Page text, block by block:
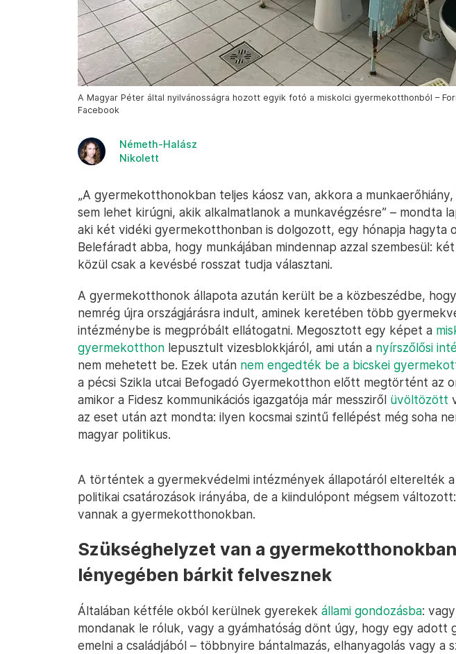
A Magyar Péter által nyilvánosságra hozott egyik fotó a miskolci gyermekotthonból –
Facebook
Németh-Halász
Nikolett
„A gyermekotthonokban teljes káosz van, akkora a
sem lehet kirúgni, akik alkalmatlanok a munkavégzésre” – mondta
aki két vidéki gyermekotthonban is dolgozott, egy hónapja hagyta
Belefáradt abba, hogy munkájában mindennap azzal szembesül:
közül csak a kevésbé rosszat tudja választani.
A gyermekotthonok állapota azután került be a közbeszédbe,
nemrég újra országjárásra indult, aminek keretében több
intézménybe is megpróbált ellátogatni. Megosztott egy képet a
gyermekotthon lepusztult vizesblokkjáról, ami után a nyírszőlősi
nem mehetett be. Ezek után nem engedték be a bicskei
a pécsi Szikla utcai Befogadó Gyermekotthon előtt megtörtént az
amikor a Fidesz kommunikációs igazgatója már messziről üvöltözött
az eset után azt mondta: ilyen kocsmai szintű fellépést még soha
magyar politikus.
A történtek a gyermekvédelmi intézmények állapotáról elterelték
politikai csatározások irányába, de a kiindulópont mégsem
vannak a gyermekotthonokban.
Szükséghelyzet van a
lényegében bárkit felvesznek
Általában kétféle okból kerülnek gyerekek állami gondozásba:
mondanak le róluk, vagy a gyámhatóság dönt úgy, hogy egy adott
emelni a családjából – többnyire bántalmazás, elhanyagolás vagy a